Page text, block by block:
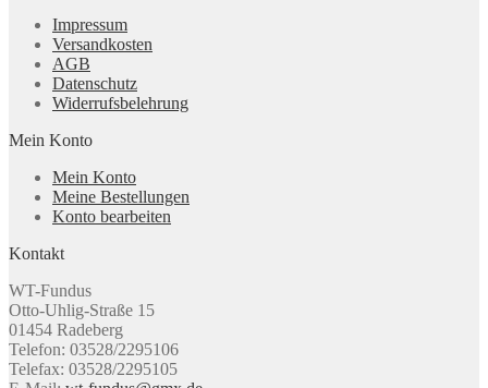
Impressum
Versandkosten
AGB
Datenschutz
Widerrufsbelehrung
Mein Konto
Mein Konto
Meine Bestellungen
Konto bearbeiten
Kontakt
WT-Fundus
Otto-Uhlig-Straße 15
01454 Radeberg
Telefon: 03528/2295106
Telefax: 03528/2295105